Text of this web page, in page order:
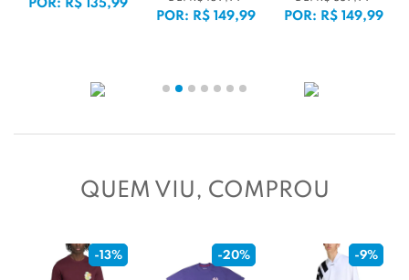
POR: R$ 135,99
POR: R$ 149,99 POR: R$ 149,99
QUEM VIU, COMPROU
-13% -20% -9%